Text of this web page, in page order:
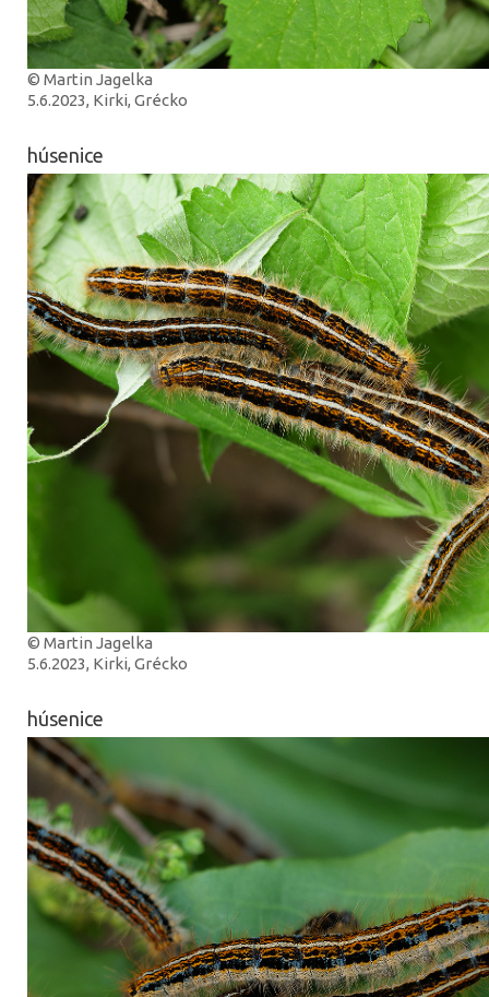
© Martin Jagelka
5.6.2023, Kirki, Grécko
húsenice
© Martin Jagelka
5.6.2023, Kirki, Grécko
húsenice